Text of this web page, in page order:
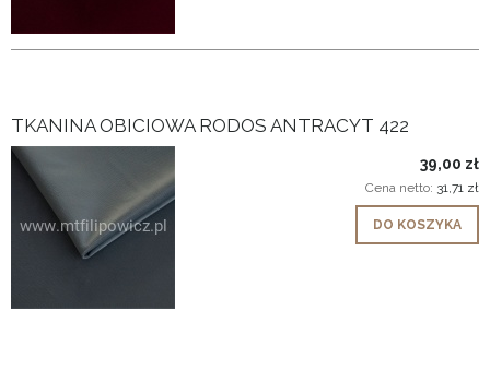
TKANINA OBICIOWA RODOS ANTRACYT 422
39,00 zł
Cena netto: 31,71 zł
DO KOSZYKA